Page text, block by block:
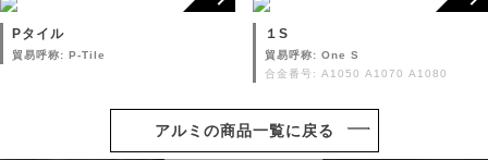
Pタイル
貿易呼称: P-Tile
１S
貿易呼称: One S
合金番号: A1050 A1070 A1080
アルミの商品一覧に戻る